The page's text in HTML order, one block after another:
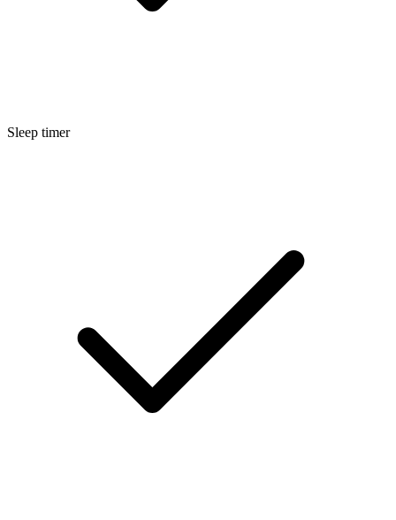
Sleep timer